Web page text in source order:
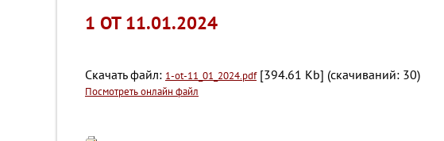
1 ОТ 11.01.2024
Скачать файл: 1-ot-11_01_2024.pdf[394.61 Kb] (cкачиваний: 30)
Посмотреть онлайн файл